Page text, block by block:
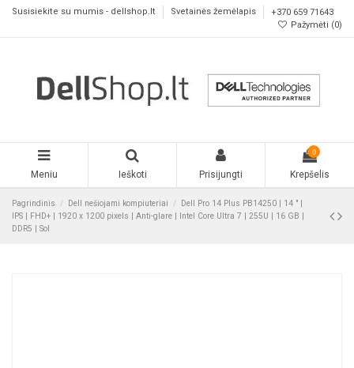
Susisiekite su mumis - dellshop.lt Svetainės žemėlapis
+370 659 71643
Pažymėti (0)
Meniu Ieškoti Prisijungti
0
Krepšelis
Pagrindinis Dell nešiojami kompiuteriai
Dell Pro 14 Plus PB14250 | 14 " |
IPS | FHD+ | 1920 x 1200 pixels | Anti-glare | Intel Core Ultra 7 | 255U | 16 GB |
DDR5 | Sol